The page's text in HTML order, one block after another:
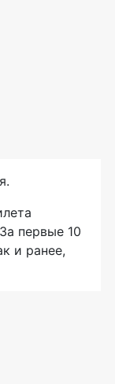
первые 10
и ранее,